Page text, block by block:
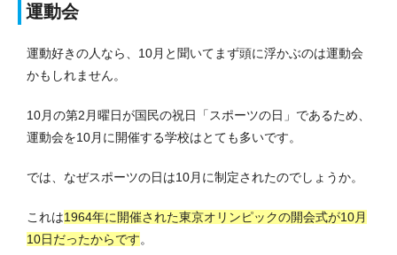
運動会
運動好きの人なら、10月と聞いてまず頭に浮かぶのは運動会
かもしれません。
10月の第2月曜日が国民の祝日「スポーツの日」であるため、
運動会を10月に開催する学校はとても多いです。
では、なぜスポーツの日は10月に制定されたのでしょうか。
これは1964年に開催された東京オリンピックの開会式が10月
10日だったからです。